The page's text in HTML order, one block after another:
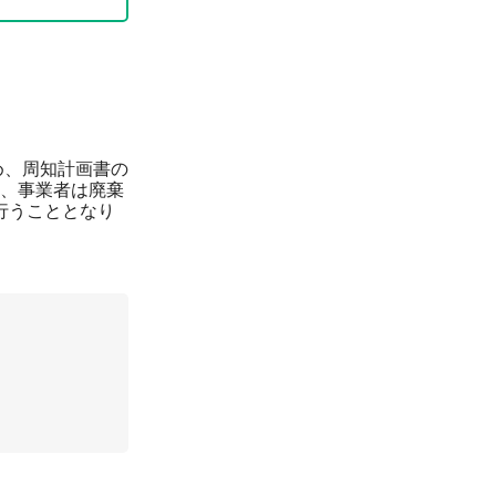
周知計画書の
事業者は廃棄
こととなり